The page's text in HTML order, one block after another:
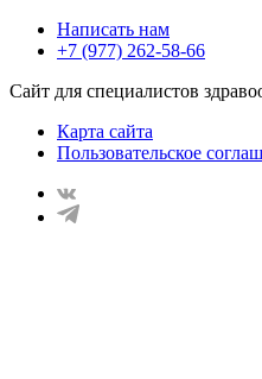
Написать нам
+7 (977) 262-58-66
Сайт для специалистов
Карта сайта
Пользовательское